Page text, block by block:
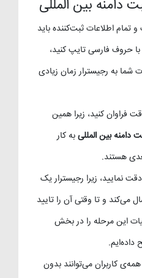
دامنه بین المللی
اطلاعات ثبت‌کننده باید
حروف فارسی تایپ کنید،
شما به رجیسترار زمان زیادی
کنید، زیرا همین
دامنه بین المللیبه کار
هستند.
نمایید، زیرا رجیسترار یک
می‌کند و تا وقتی آن را تایید
این مرحله را در بخش
کاربران می‌توانند بدون